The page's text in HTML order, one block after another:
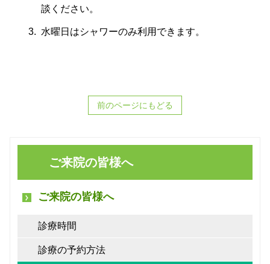
談ください。
水曜日はシャワーのみ利用できます。
前のページにもどる
ご来院の皆様へ
ご来院の皆様へ
診療時間
診療の予約方法